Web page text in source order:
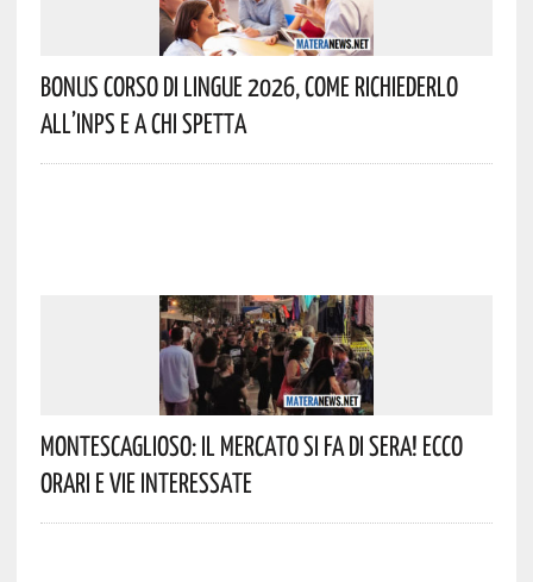
Bonus Corso Di Lingue 2026, Come Richiederlo
All’INPS E A Chi Spetta
Montescaglioso: Il Mercato Si Fa Di Sera! Ecco
Orari E Vie Interessate